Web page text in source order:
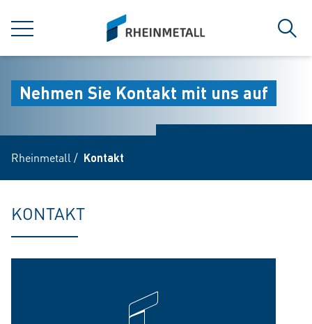
MENÜ
siteLogo
Nehmen Sie Kontakt mit uns auf
Rheinmetall / Kontakt
KONTAKT